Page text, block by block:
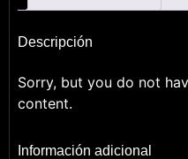
Descripción
Sorry, but you do not
content.
Información adicional